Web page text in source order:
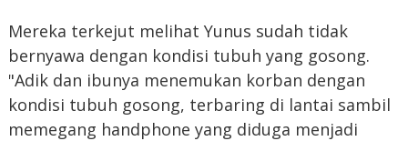
Mereka terkejut melihat Yunus sudah tidak
bernyawa dengan kondisi tubuh yang gosong.
"Adik dan ibunya menemukan korban dengan
kondisi tubuh gosong, terbaring di lantai sambil
memegang handphone yang diduga menjadi